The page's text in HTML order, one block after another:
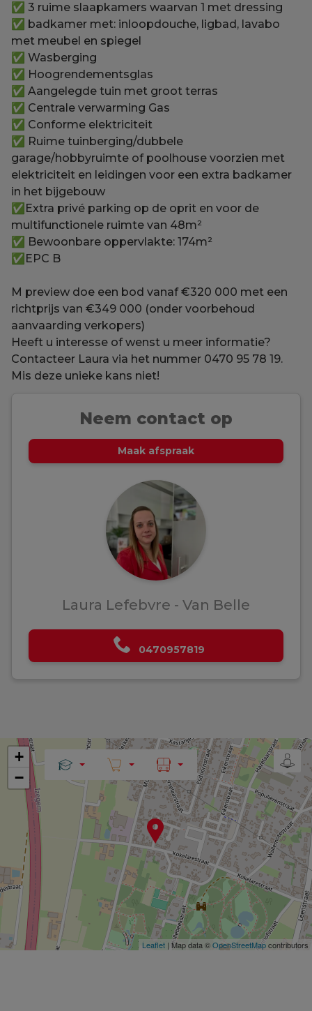
✅ 3 ruime slaapkamers waarvan 1 met dressing
✅ badkamer met: inloopdouche, ligbad, lavabo
met meubel en spiegel
✅ Wasberging
✅ Hoogrendementsglas
✅ Aangelegde tuin met groot terras
✅ Centrale verwarming Gas
✅ Conforme elektriciteit
✅ Ruime tuinberging/dubbele
garage/hobbyruimte of poolhouse voorzien met
elektriciteit en leidingen voor een extra badkamer
in het bijgebouw
✅Extra privé parking op de oprit en voor de
multifunctionele ruimte van 48m²
✅ Bewoonbare oppervlakte: 174m²
✅EPC B
M preview doe een bod vanaf €320 000 met een
richtprijs van €349 000 (onder voorbehoud
aanvaarding verkopers)
Heeft u interesse of wenst u meer informatie?
Contacteer Laura via het nummer 0470 95 78 19.
Mis deze unieke kans niet!
Neem contact op
Maak afspraak
Laura Lefebvre - Van Belle
0470957819
+
−
Leaflet | Map data ©OpenStreetMapcontributors